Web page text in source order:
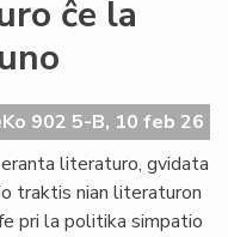
de
ĉe la
902 5-B, 10 feb 26
literaturo, gvidata
traktis nian literaturon
pri la politika simpatio